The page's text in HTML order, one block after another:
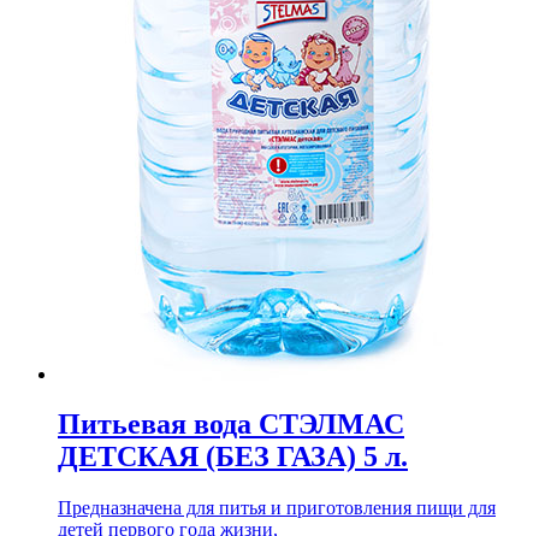
Питьевая вода СТЭЛМАС
ДЕТСКАЯ (БЕЗ ГАЗА) 5 л.
Предназначена для питья и приготовления пищи для
детей первого года жизни,